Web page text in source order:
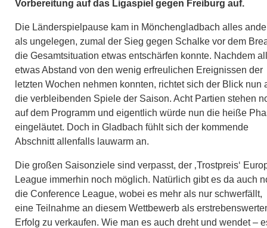
Vorbereitung auf das Ligaspiel gegen Freiburg auf.
Die Länderspielpause kam in Mönchengladbach alles
als ungelegen, zumal der Sieg gegen Schalke vor dem
die Gesamtsituation etwas entschärfen konnte. Nachdem
etwas Abstand von den wenig erfreulichen Ereignissen der
letzten Wochen nehmen konnten, richtet sich der Blick nun
die verbleibenden Spiele der Saison. Acht Partien stehen
auf dem Programm und eigentlich würde nun die heiße
eingeläutet. Doch in Gladbach fühlt sich der kommende
Abschnitt allenfalls lauwarm an.
Die großen Saisonziele sind verpasst, der ‚Trostpreis‘
League immerhin noch möglich. Natürlich gibt es da auch
die Conference League, wobei es mehr als nur schwerfällt,
eine Teilnahme an diesem Wettbewerb als
Erfolg zu verkaufen. Wie man es auch dreht und wendet –